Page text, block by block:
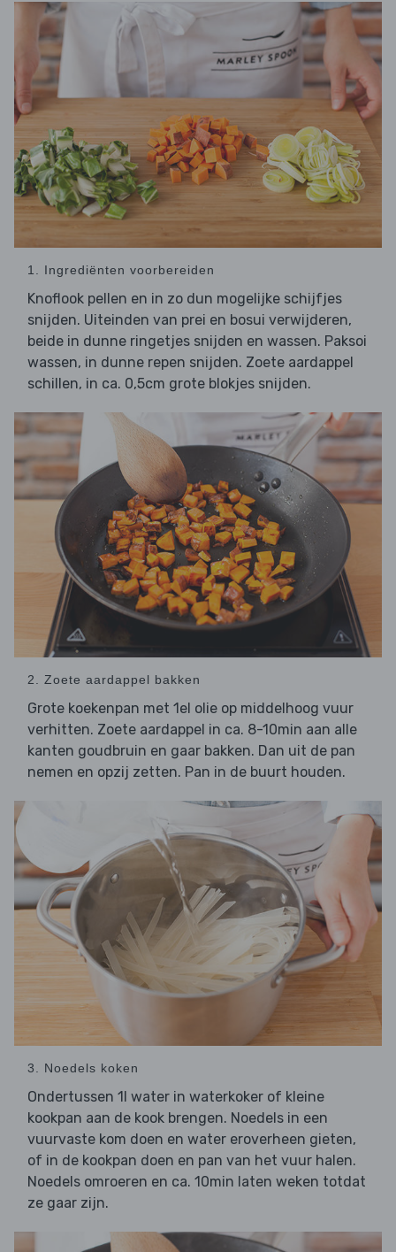
1. Ingrediënten voorbereiden
Knoflook pellen en in zo dun mogelijke schijfjes
snijden. Uiteinden van prei en bosui verwijderen,
beide in dunne ringetjes snijden en wassen. Paksoi
wassen, in dunne repen snijden. Zoete aardappel
schillen, in ca. 0,5cm grote blokjes snijden.
2. Zoete aardappel bakken
Grote koekenpan met 1el olie op middelhoog vuur
verhitten. Zoete aardappel in ca. 8-10min aan alle
kanten goudbruin en gaar bakken. Dan uit de pan
nemen en opzij zetten. Pan in de buurt houden.
3. Noedels koken
Ondertussen 1l water in waterkoker of kleine
kookpan aan de kook brengen. Noedels in een
vuurvaste kom doen en water eroverheen gieten,
of in de kookpan doen en pan van het vuur halen.
Noedels omroeren en ca. 10min laten weken totdat
ze gaar zijn.